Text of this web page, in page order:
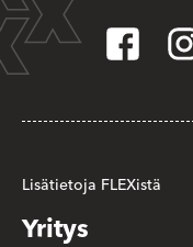
Lisätietoja FLEXistä
Yritys